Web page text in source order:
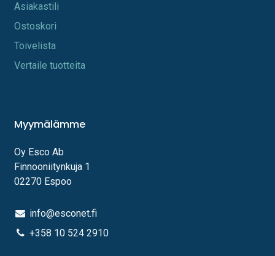
A​s​iakastili
Os​toskori
Toi​velista
Vertaile tuotteita
Myymälämme
Oy Esco Ab
Finnooniitynkuja 1
02270 Espoo
info@esconet.fi
+358 10 524 2910